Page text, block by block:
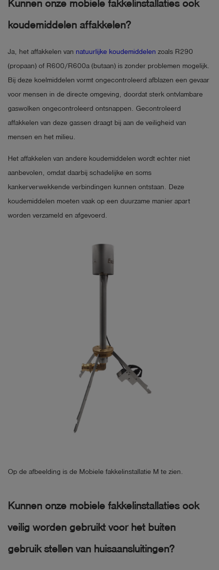
Kunnen onze mobiele fakkelinstallaties ook
koudemiddelen affakkelen?
Ja, het affakkelen van natuurlijke koudemiddelen zoals R290
(propaan) of R600/R600a (butaan) is zonder problemen mogelijk.
Bij deze koelmiddelen vormt ongecontroleerd afblazen een gevaar
voor mensen in de directe omgeving, doordat sterk ontvlambare
gaswolken ongecontroleerd ontsnappen. Gecontroleerd
affakkelen van deze gassen draagt bij aan de veiligheid van
mensen en het milieu.
Het affakkelen van andere koudemiddelen wordt echter niet
aanbevolen, omdat daarbij schadelijke en soms
kankerverwekkende verbindingen kunnen ontstaan. Deze
koudemiddelen moeten vaak op een duurzame manier apart
worden verzameld en afgevoerd.
Op de afbeelding is de Mobiele fakkelinstallatie M te zien.
Kunnen onze mobiele fakkelinstallaties ook
veilig worden gebruikt voor het buiten
gebruik stellen van huisaansluitingen?